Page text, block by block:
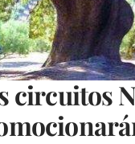
circuitos